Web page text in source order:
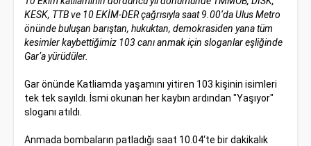
KESK, TTB ve 10 EKİM-DER çağrısıyla saat 9.00‘da Ulus Metro
önünde buluşan barıştan, hukuktan, demokrasiden yana tüm
kesimler kaybettiğimiz 103 canı anmak için sloganlar eşliğinde
Gar‘a yürüdüler.
Gar önünde Katliamda yaşamını yitiren 103 kişinin isimleri
tek tek sayıldı. İsmi okunan her kaybın ardından "Yaşıyor"
sloganı atıldı.
Anmada bombaların patladığı saat 10.04‘te bir dakikalık